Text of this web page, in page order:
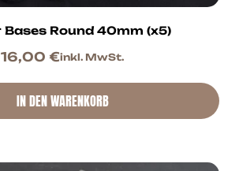
Winter Bases Round 40mm (x5)
16,00 €inkl. MwSt.
IN DEN WARENKORB